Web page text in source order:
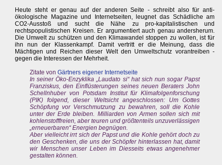
Heute steht er genau auf der anderen Seite - schreibt also für anti-
ökologische Magazine und Internetseiten, leugnet das Schädliche am
CO2-Ausstoß und sucht die Nähe zu pro-kapitalistischen und
rechtspopulistischen Kreisen. Er argumentiert auch genau andersherum.
Die Umwelt zu schützen und den Klimawandel stoppen zu wollen, ist für
ihn nun der Klassenkampf. Damit vertritt er die Meinung, dass die
Mächtigen und Reichen dieser Welt den Umweltschutz vorantreiben -
gegen die Interessen der Mehrheit.
Zitate von Gärtners eigener Internetseite
In seiner Öko-Enzyklika „Laudato si“ hat sich nun sogar Papst
Franziskus, den Einflüsterungen seines neuen Beraters John
Schellnhuber von Potsdam Institut für Klimafolgenforschung
(PIK) folgend, dieser Weltsicht angeschlossen: Um Gottes
Schöpfung vor Verschmutzung zu bewahren, soll die Kohle
unter der Erde bleiben. Milliarden von Armen sollen sich mit
kohlenstofffreien, aber teuren und größtenteils unzuverlässigen
„erneuerbaren“ Energien begnügen.
Aber vielleicht irrt sich der Papst und die Kohle gehört doch zu
den Geschenken, die uns der Schöpfer hinterlassen hat, damit
wir Menschen unser Leben im Diesseits etwas angenehmer
gestalten können.